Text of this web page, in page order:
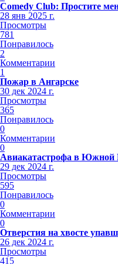
Comedy Club: Простите
28 янв 2025 г.
Просмотры
781
Понравилось
2
Комментарии
1
Пожар в Ангарске
30 дек 2024 г.
Просмотры
365
Понравилось
0
Комментарии
0
Авиакатастрофа в Южной
29 дек 2024 г.
Просмотры
595
Понравилось
0
Комментарии
0
Отверстия на хвосте
26 дек 2024 г.
Просмотры
415